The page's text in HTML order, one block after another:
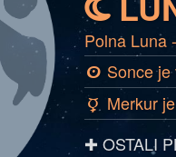
b
Polna Luna
a Sonce je
c Merkur
✚ OSTALI